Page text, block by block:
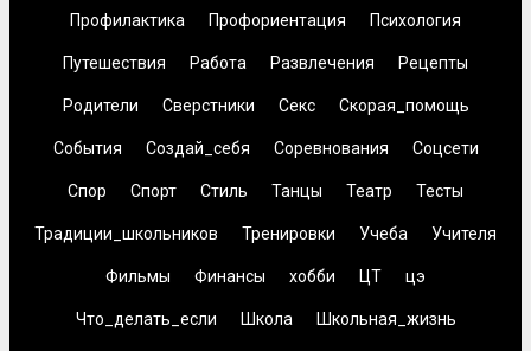
Профилактика Профориентация Психология
Путешествия Работа Развлечения Рецепты
Родители Сверстники Секс Скорая_помощь
События Создай_себя Соревнования Соцсети
Спор Спорт Стиль Танцы Театр Тесты
Традиции_школьников Тренировки Учеба Учителя
Фильмы Финансы хобби ЦТ цэ
Что_делать_если Школа Школьная_жизнь